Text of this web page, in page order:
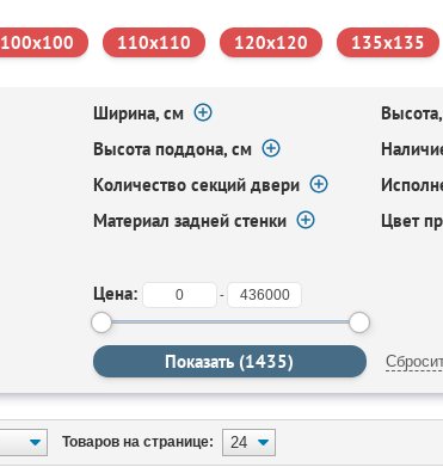
100x100 110x110 120x120 135x135
Ширина, см
Высота поддона, см
Количество секций двери
Материал задней стенки Цвет
Цена: -
Товаров на странице: